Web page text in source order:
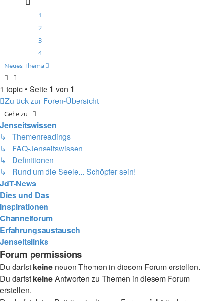
1
2
3
4
Neues Thema
1 topic • Seite 1 von 1
Zurück zur Foren-Übersicht
Gehe zu
Jenseitswissen
↳ Themenreadings
↳ FAQ-Jenseitswissen
↳ Definitionen
↳ Rund um die Seele... Schöpfer sein!
JdT-News
Dies und Das
Inspirationen
Channelforum
Erfahrungsaustausch
Jenseitslinks
Forum permissions
Du darfst keine neuen Themen in diesem Forum erstellen.
Du darfst keineAntworten zu Themen in diesem Forum
erstellen.